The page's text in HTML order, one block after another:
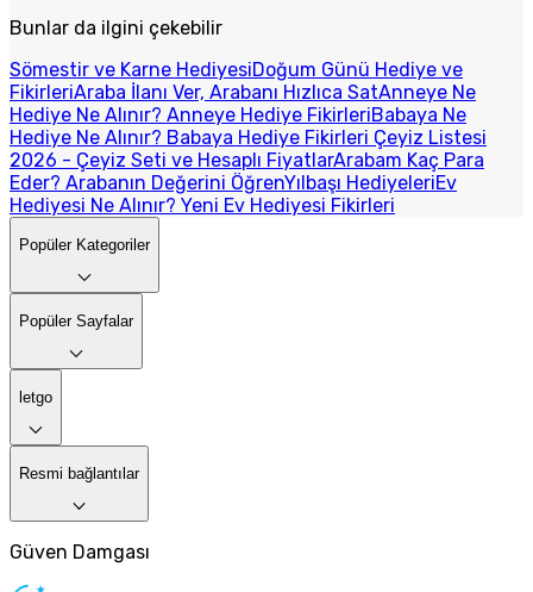
Bunlar da ilgini çekebilir
Sömestir ve Karne HediyesiDoğum Günü Hediye ve
FikirleriAraba İlanı Ver, Arabanı Hızlıca SatAnneye Ne
Hediye Ne Alınır? Anneye Hediye FikirleriBabaya Ne
Hediye Ne Alınır? Babaya Hediye Fikirleri Çeyiz Listesi
2026 - Çeyiz Seti ve Hesaplı FiyatlarArabam Kaç Para
Eder? Arabanın Değerini ÖğrenYılbaşı HediyeleriEv
Hediyesi Ne Alınır? Yeni Ev Hediyesi Fikirleri
Popüler Kategoriler
Popüler Sayfalar
letgo
Resmi bağlantılar
Güven Damgası